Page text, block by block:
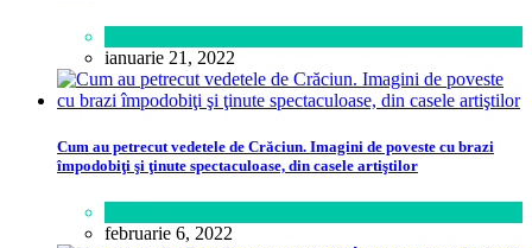
ianuarie 21, 2022
Cum au petrecut vedetele de Crăciun. Imagini de poveste cu brazi
împodobiţi şi ţinute spectaculoase, din casele artiştilor
februarie 6, 2022